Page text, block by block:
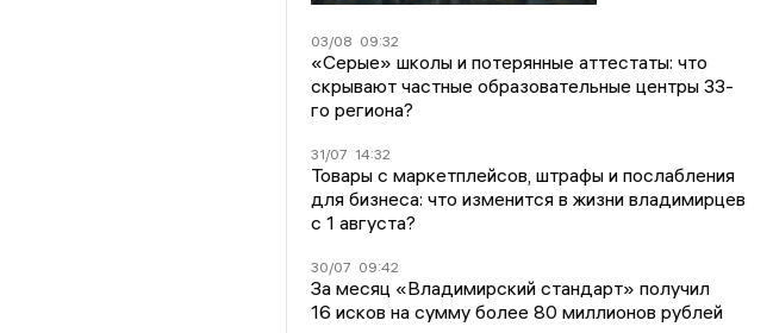
03/08 09:32
«Серые» школы и потерянные аттестаты: что
скрывают частные образовательные центры 33-
го региона?
31/07 14:32
Товары с маркетплейсов, штрафы и послабления
для бизнеса: что изменится в жизни владимирцев
с 1 августа?
30/07 09:42
За месяц «Владимирский стандарт» получил
16 исков на сумму более 80 миллионов рублей